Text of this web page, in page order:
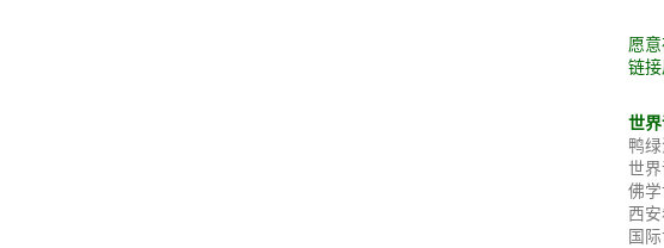
愿
链
世
鸭
世
佛学
西
国